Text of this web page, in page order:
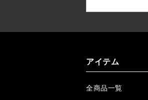
アイテム
全商品一覧